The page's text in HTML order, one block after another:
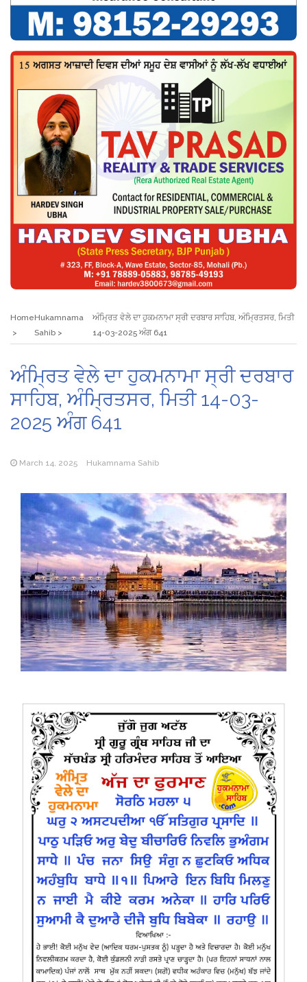
HomeHukamnama
Sahib
ਅੰਮ੍ਰਿਤ ਵੇਲੇ ਦਾ ਹੁਕਮਨਾਮਾ ਸ੍ਰੀ ਦਰਬਾਰ ਸਾਹਿਬ, ਅੰਮ੍ਰਿਤਸਰ, ਮਿਤੀ
14-03-2025 ਅੰਗ 641
ਅੰਮ੍ਰਿਤ ਵੇਲੇ ਦਾ ਹੁਕਮਨਾਮਾ ਸ੍ਰੀ ਦਰਬਾਰ
ਸਾਹਿਬ, ਅੰਮ੍ਰਿਤਸਰ, ਮਿਤੀ 14-03-
2025 ਅੰਗ 641
March 14, 2025 Hukamnama Sahib